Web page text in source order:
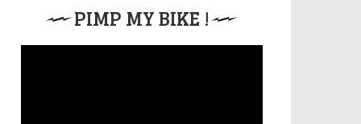
PIMP MY BIKE !